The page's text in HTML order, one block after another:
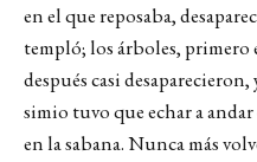
en el que reposaba,
templó; los árboles, primero
después casi
simio tuvo que echar a
en la sabana. Nunca más